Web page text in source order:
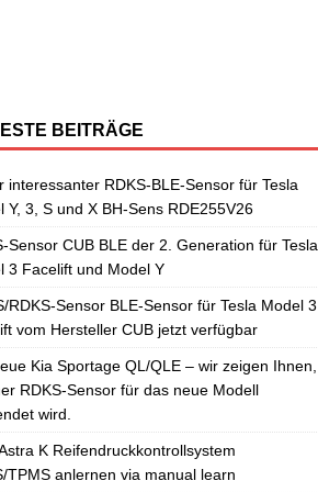
BEITRÄGE
interessanter RDKS-BLE-Sensor für Tesla
Y, 3, S und X BH-Sens RDE255V26
Sensor CUB BLE der 2. Generation für Tesla
3 Facelift und Model Y
RDKS-Sensor BLE-Sensor für Tesla Model 3
vom Hersteller CUB jetzt verfügbar
Kia Sportage QL/QLE – wir zeigen Ihnen,
RDKS-Sensor für das neue Modell
wird.
K Reifendruckkontrollsystem
TPMS anlernen via manual learn